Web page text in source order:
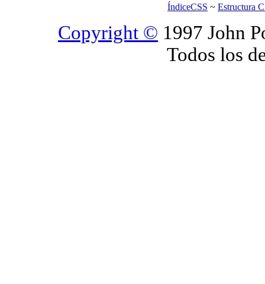
ÍndiceCSS ~ Estructura
Copyright © 1997 John
Todos los